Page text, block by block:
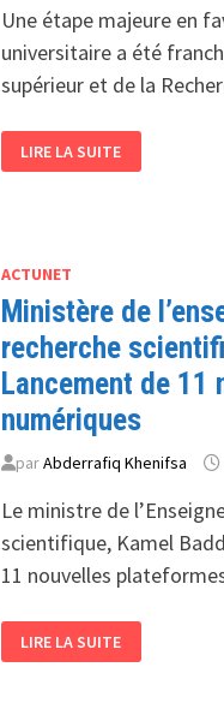
Une étape majeure en
universitaire a été
supérieur et de la
DE
L’ENSEIGNEMENT
SCIENTIFIQUE
ENTREPRENARIAT
LANCEMENT
DE
84
MAISONS
DE
L’ENTREPRENEURIAT
EN
UNIVERSITAIRE
LIRE LA SUITE
ACTUNET
Ministère de
recherche
Lancement de 11
numériques
parAbderrafiq Khenifsa
Le ministre de
scientifique, Kamel
11 nouvelles
DE
L’ENSEIGNEMENT
LIRE LA SUITE